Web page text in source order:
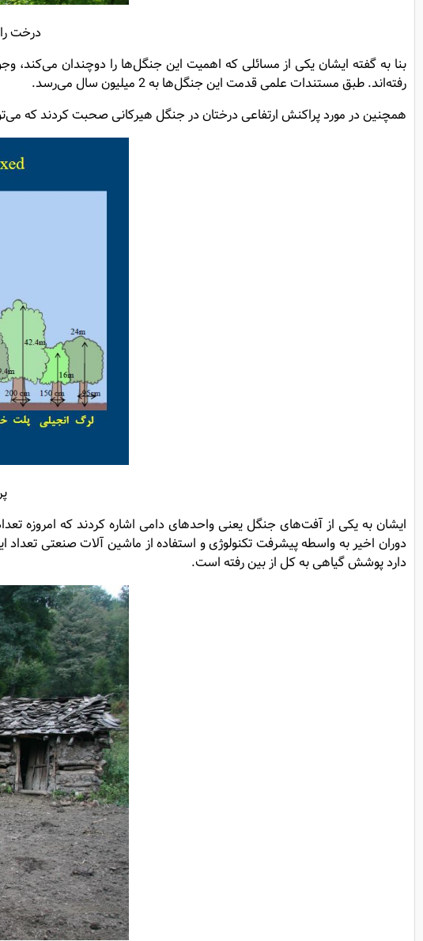
درخت
بنا به گفته ایشان یکی از مسائلی که اهمیت این جنگل‌ها را دوچندان می‌کند،
رفته‌اند. طبق مستندات علمی قدمت این جنگل‌ها به 2 میلیون سال می‌رسد.
همچنین در مورد پراکنش ارتفاعی درختان در جنگل هیرکانی صحبت کردند که
دوران اخیر به واسطه پیشرفت تکنولوژی و استفاده از ماشین‌ آلات صنعتی
دارد پوشش گیاهی به کل از بین رفته است.